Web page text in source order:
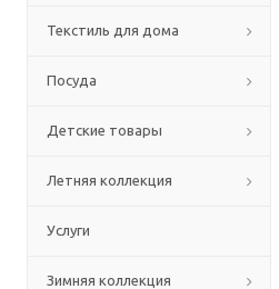
Текстиль для дома
Посуда
Детские товары
Летняя коллекция
Услуги
Зимняя коллекция